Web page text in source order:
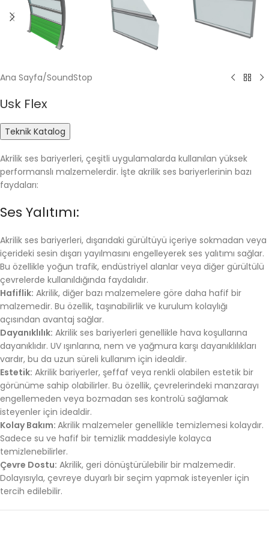
Ana Sayfa/SoundStop
Usk Flex
Teknik Katalog
Akrilik ses bariyerleri, çeşitli uygulamalarda kullanılan yüksek
performanslı malzemelerdir. İşte akrilik ses bariyerlerinin bazı
faydaları:
Ses Yalıtımı:
Akrilik ses bariyerleri, dışarıdaki gürültüyü içeriye sokmadan veya
içerideki sesin dışarı yayılmasını engelleyerek ses yalıtımı sağlar.
Bu özellikle yoğun trafik, endüstriyel alanlar veya diğer gürültülü
çevrelerde kullanıldığında faydalıdır.
Hafiflik: Akrilik, diğer bazı malzemelere göre daha hafif bir
malzemedir. Bu özellik, taşınabilirlik ve kurulum kolaylığı
açısından avantaj sağlar.
Dayanıklılık: Akrilik ses bariyerleri genellikle hava koşullarına
dayanıklıdır. UV ışınlarına, nem ve yağmura karşı dayanıklılıkları
vardır, bu da uzun süreli kullanım için idealdir.
Estetik: Akrilik bariyerler, şeffaf veya renkli olabilen estetik bir
görünüme sahip olabilirler. Bu özellik, çevrelerindeki manzarayı
engellemeden veya bozmadan ses kontrolü sağlamak
isteyenler için idealdir.
Kolay Bakım: Akrilik malzemeler genellikle temizlemesi kolaydır.
Sadece su ve hafif bir temizlik maddesiyle kolayca
temizlenebilirler.
Çevre Dostu: Akrilik, geri dönüştürülebilir bir malzemedir.
Dolayısıyla, çevreye duyarlı bir seçim yapmak isteyenler için
tercih edilebilir.